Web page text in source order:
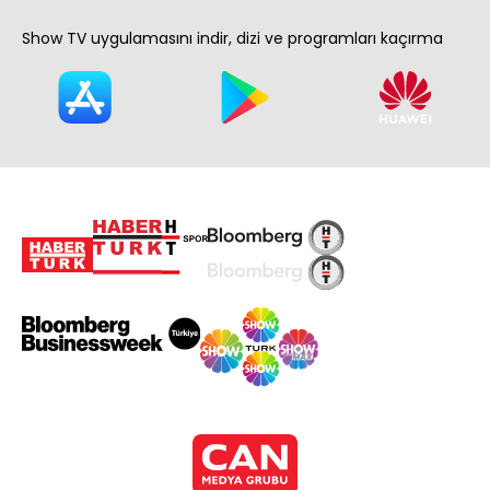
Show TV uygulamasını indir, dizi ve programları kaçırma